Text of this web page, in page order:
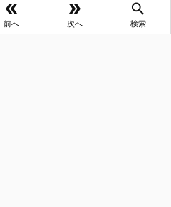

前へ

次へ

検索